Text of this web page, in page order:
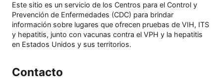
Este sitio es un servicio de los Centros para el Control y
Prevención de Enfermedades (CDC) para brindar
información sobre lugares que ofrecen pruebas de VIH, ITS
y hepatitis, junto con vacunas contra el VPH y la hepatitis
en Estados Unidos y sus territorios.
Contacto